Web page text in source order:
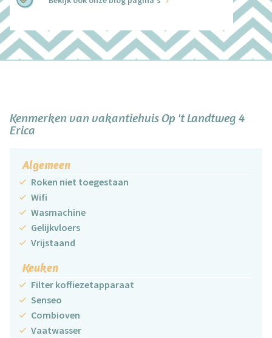
+
−
Kenmerken van vakantiehuis Op 't Landtweg 4
Erica
Algemeen
Roken niet toegestaan
Wifi
Wasmachine
Gelijkvloers
Vrijstaand
Keuken
Filter koffiezetapparaat
Senseo
Combioven
Vaatwasser